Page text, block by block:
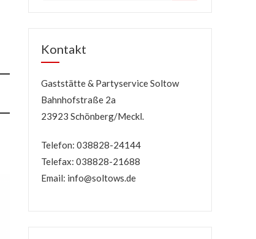
Kontakt
Gaststätte & Partyservice Soltow
Bahnhofstraße 2a
23923 Schönberg/Meckl.
Telefon: 038828-24144
Telefax: 038828-21688
Email: info@soltows.de